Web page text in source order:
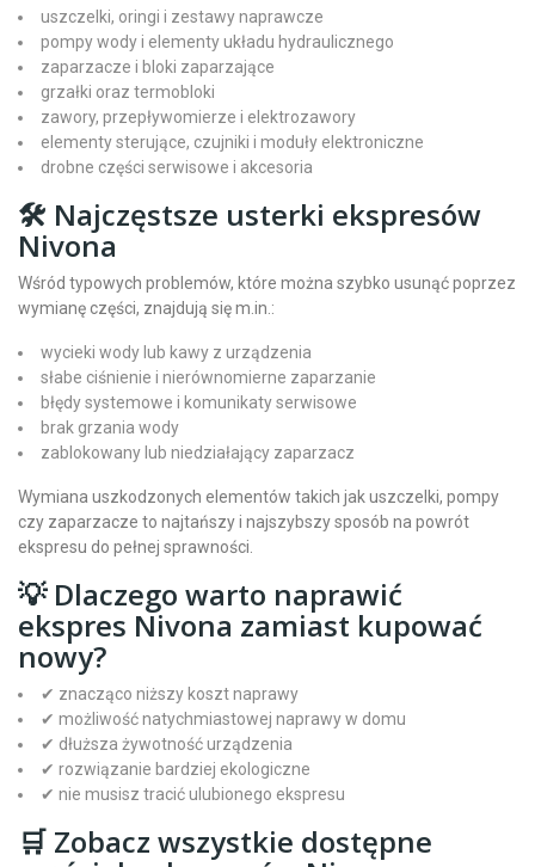
uszczelki, oringi i zestawy naprawcze
pompy wody i elementy układu hydraulicznego
zaparzacze i bloki zaparzające
grzałki oraz termobloki
zawory, przepływomierze i elektrozawory
elementy sterujące, czujniki i moduły elektroniczne
drobne części serwisowe i akcesoria
🛠 Najczęstsze usterki ekspresów
Nivona
Wśród typowych problemów, które można szybko usunąć poprzez
wymianę części, znajdują się m.in.:
wycieki wody lub kawy z urządzenia
słabe ciśnienie i nierównomierne zaparzanie
błędy systemowe i komunikaty serwisowe
brak grzania wody
zablokowany lub niedziałający zaparzacz
Wymiana uszkodzonych elementów takich jak uszczelki, pompy
czy zaparzacze to najtańszy i najszybszy sposób na powrót
ekspresu do pełnej sprawności.
💡 Dlaczego warto naprawić
ekspres Nivona zamiast kupować
nowy?
✔ znacząco niższy koszt naprawy
✔ możliwość natychmiastowej naprawy w domu
✔ dłuższa żywotność urządzenia
✔ rozwiązanie bardziej ekologiczne
✔ nie musisz tracić ulubionego ekspresu
🛒 Zobacz wszystkie dostępne